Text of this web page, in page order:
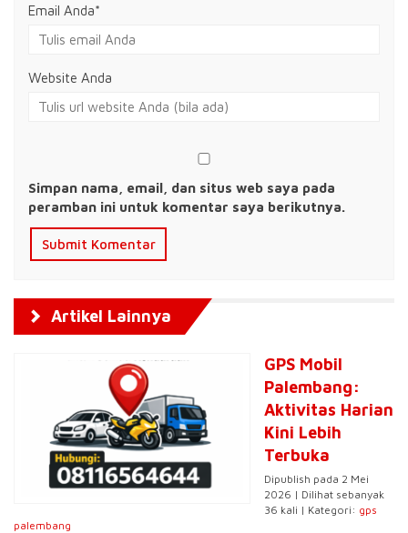
Email Anda*
Website Anda
Simpan nama, email, dan situs web saya pada
peramban ini untuk komentar saya berikutnya.
Artikel Lainnya
GPS Mobil
Palembang:
Aktivitas Harian
Kini Lebih
Terbuka
Dipublish pada 2 Mei
2026 | Dilihat sebanyak
36 kali | Kategori: gps
palembang